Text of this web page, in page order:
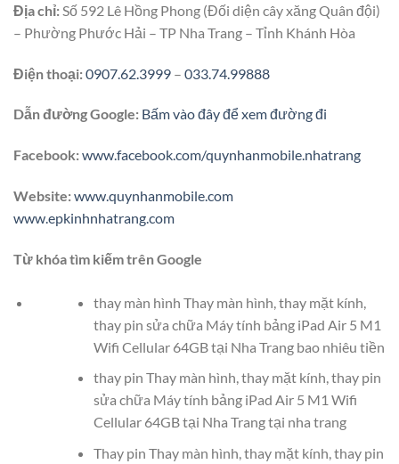
Địa chỉ: Số 592 Lê Hồng Phong (Đối diện cây xăng Quân đội)
– Phường Phước Hải – TP Nha Trang – Tỉnh Khánh Hòa
Điện thoại:0907.62.3999 – 033.74.99888
Dẫn đường Google: Bấm vào đây để xem đường đi
Facebook:www.facebook.com/quynhanmobile.nhatrang
Website:www.quynhanmobile.com
www.epkinhnhatrang.com
Từ khóa tìm kiếm trên Google
thay màn hình Thay màn hình, thay mặt kính,
thay pin sửa chữa Máy tính bảng iPad Air 5 M1
Wifi Cellular 64GB tại Nha Trang bao nhiêu tiền
thay pin Thay màn hình, thay mặt kính, thay pin
sửa chữa Máy tính bảng iPad Air 5 M1 Wifi
Cellular 64GB tại Nha Trang tại nha trang
Thay pin Thay màn hình, thay mặt kính, thay pin